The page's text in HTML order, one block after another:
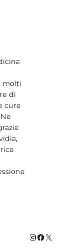
molti
di
cure
Instagram
X